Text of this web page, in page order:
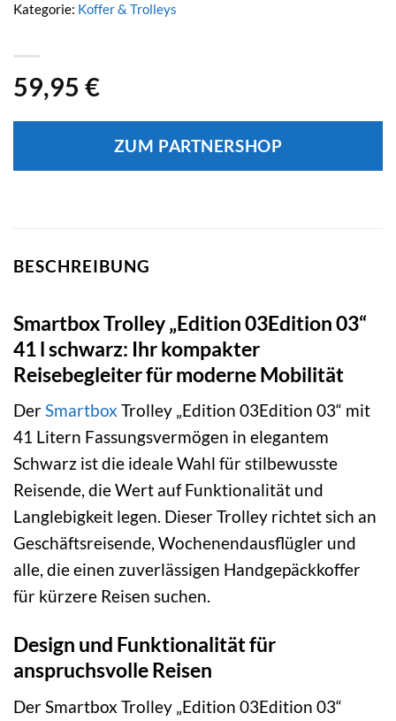
59,95 €
ZUM PARTNERSHOP
Kategorie: Koffer & Trolleys
BESCHREIBUNG
Smartbox Trolley „Edition 03Edition 03“
41 l schwarz: Ihr kompakter
Reisebegleiter für moderne Mobilität
DerSmartbox Trolley „Edition 03Edition 03“ mit
41 Litern Fassungsvermögen in elegantem
Schwarz ist die ideale Wahl für stilbewusste
Reisende, die Wert auf Funktionalität und
Langlebigkeit legen. Dieser Trolley richtet sich an
Geschäftsreisende, Wochenendausflügler und
alle, die einen zuverlässigen Handgepäckkoffer
für kürzere Reisen suchen.
Design und Funktionalität für
anspruchsvolle Reisen
Der Smartbox Trolley „Edition 03Edition 03“